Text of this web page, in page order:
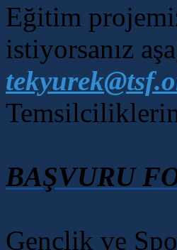
Eğitim
istiyorsanız
BAŞVURU
Gençlik ve